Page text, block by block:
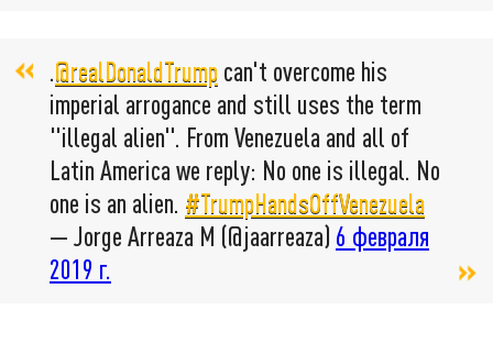
.@realDonaldTrump can't overcome his
imperial arrogance and still uses the term
"illegal alien". From Venezuela and all of
Latin America we reply: No one is illegal. No
one is an alien. #TrumpHandsOffVenezuela
— Jorge Arreaza M (@jaarreaza) 6 февраля
2019 г.